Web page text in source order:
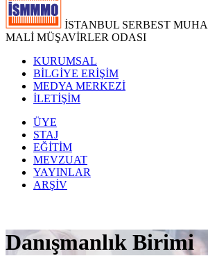
İSTANBUL SERBEST
MALİ MÜŞAVİRLER ODASI
KURUMSAL
BİLGİYE ERİŞİM
MEDYA MERKEZİ
İLETİŞİM
ÜYE
STAJ
EĞİTİM
MEVZUAT
YAYINLAR
ARŞİV
Danışmanlık Birimi